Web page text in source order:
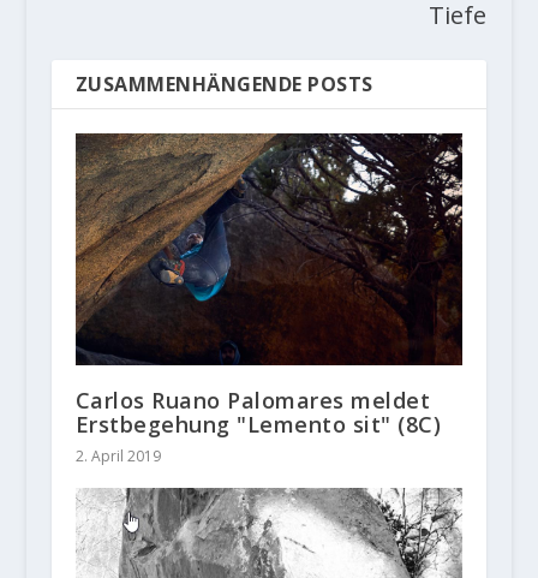
Tiefe
ZUSAMMENHÄNGENDE POSTS
Carlos Ruano Palomares meldet
Erstbegehung "Lemento sit" (8C)
2. April 2019